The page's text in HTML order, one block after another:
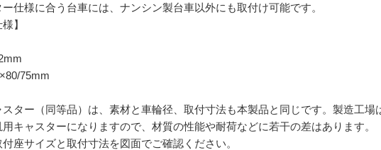
仕様に合う台車には、ナンシン製台車以外にも取付け可能です。
】
75mm
ター（同等品）は、素材と車輪径、取付寸法も本製品と同じです。製造工場
キャスターになりますので、材質の性能や耐荷などに若干の差はあります。
座サイズと取付寸法を図面でご確認ください。